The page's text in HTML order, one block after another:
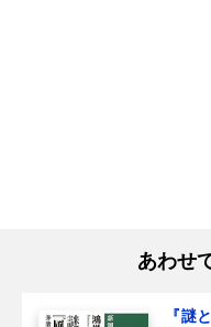
あわせ
『謎